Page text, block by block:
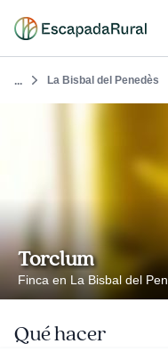
... La Bisbal del Penedès
Torclum
Finca en La Bisbal del
Qué hacer